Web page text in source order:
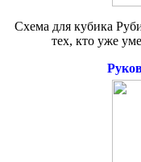
Схема для кубика
тех, кто уже